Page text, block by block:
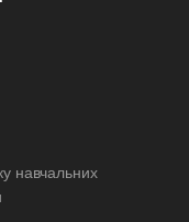
навчальних